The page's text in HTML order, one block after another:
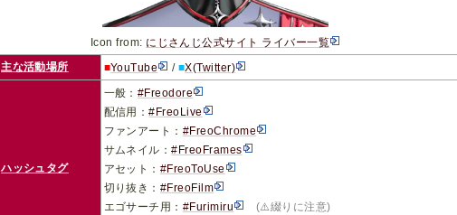
Icon from: にじさんじ公式サイト ライバー一覧
主な活動場所
■YouTube / ■X(Twitter)
ハッシュタグ
一般： #Freodore
配信用：#FreoLive
ファンアート： #FreoChrome
サムネイル：#FreoFrames
アセット： #FreoToUse
切り抜き： #FreoFilm
エゴサーチ用： #Furimiru
(⚠️綴りに注意)